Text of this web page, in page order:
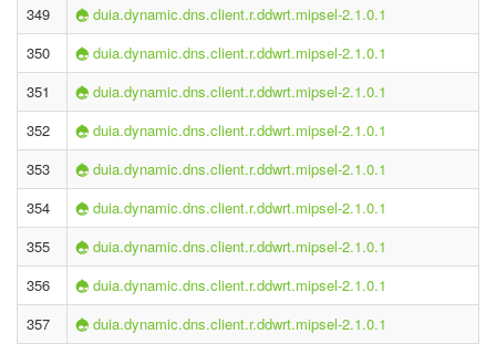
349
duia.dynamic.dns.client.r.ddwrt.mipsel-2.1.0.1
350
duia.dynamic.dns.client.r.ddwrt.mipsel-2.1.0.1
351
duia.dynamic.dns.client.r.ddwrt.mipsel-2.1.0.1
352
duia.dynamic.dns.client.r.ddwrt.mipsel-2.1.0.1
353
duia.dynamic.dns.client.r.ddwrt.mipsel-2.1.0.1
354
duia.dynamic.dns.client.r.ddwrt.mipsel-2.1.0.1
355
duia.dynamic.dns.client.r.ddwrt.mipsel-2.1.0.1
356
duia.dynamic.dns.client.r.ddwrt.mipsel-2.1.0.1
357
duia.dynamic.dns.client.r.ddwrt.mipsel-2.1.0.1